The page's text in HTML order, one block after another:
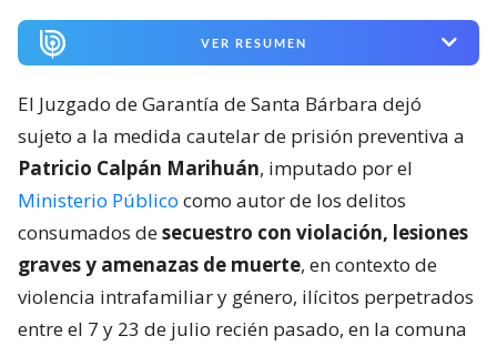
VER RESUMEN
El Juzgado de Garantía de Santa Bárbara dejó
sujeto a la medida cautelar de prisión preventiva a
Patricio Calpán Marihuán, imputado por el
Ministerio Público como autor de los delitos
consumados desecuestro con violación, lesiones
graves y amenazas de muerte, en contexto de
violencia intrafamiliar y género, ilícitos perpetrados
entre el 7 y 23 de julio recién pasado, en la comuna